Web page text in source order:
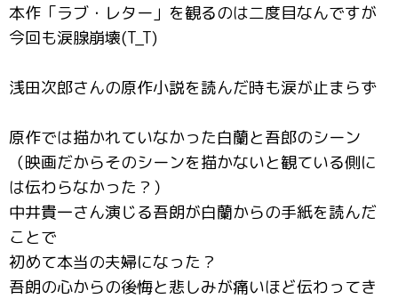
本作「ラブ・レター」を観るのは二度目なんですが
今回も涙腺崩壊(T_T)
浅田次郎さんの原作小説を読んだ時も涙が止まらず
原作では描かれていなかった白蘭と吾郎のシーン
（映画だからそのシーンを描かないと観ている側に
は伝わらなかった？）
中井貴一さん演じる吾朗が白蘭からの手紙を読んだ
ことで
初めて本当の夫婦になった？
吾朗の心からの後悔と悲しみが痛いほど伝わってき